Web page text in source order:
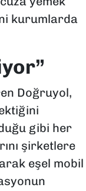
kurumlarda
Doğruyol,
gibi her
şirketlere
eşel mobil